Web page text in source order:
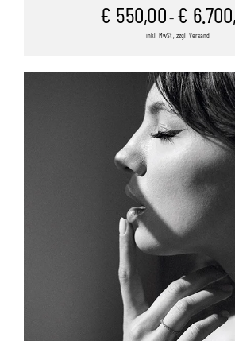
€ 550,00 – €
inkl. MwSt., zzgl. Versand